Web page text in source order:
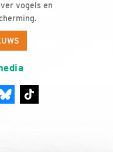
vogels en